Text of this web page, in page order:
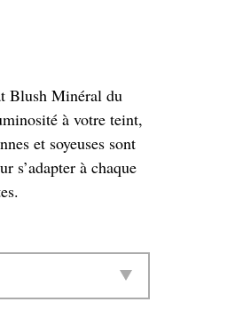
Blush Minéral du
à votre teint,
et soyeuses sont
s’adapter à chaque